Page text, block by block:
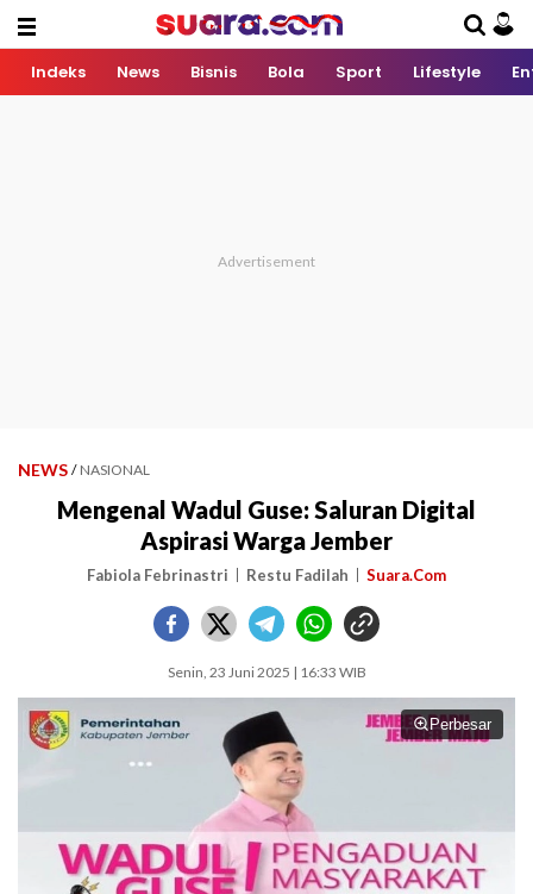
Indeks News Bisnis Bola Sport Lifestyle
NEWS / NASIONAL
Mengenal Wadul Guse: Saluran Digital
Aspirasi Warga Jember
Fabiola Febrinastri Restu Fadilah Suara.Com
Senin, 23 Juni 2025 | 16:33 WIB
Perbesar